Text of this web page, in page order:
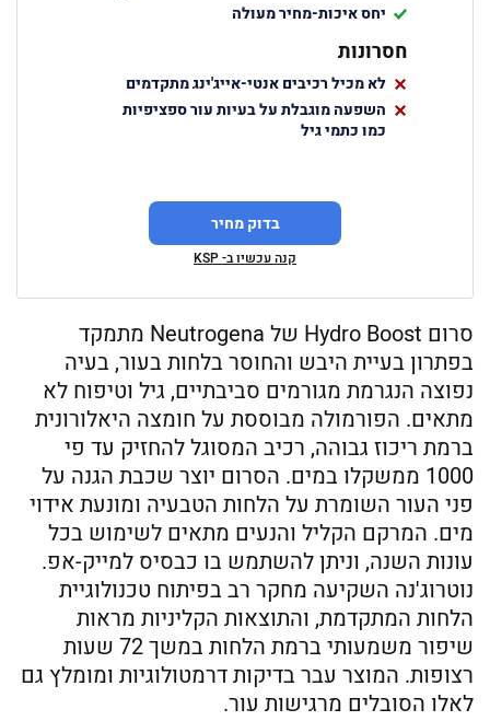
יחס איכות-מחיר מעולה
חסרונות
לא מכיל רכיבים אנטי-אייג'ינג מתקדמים
השפעה מוגבלת על בעיות עור ספציפיות
כמו כתמי גיל
בדוק מחיר
קנה עכשיו ב- KSP
סרום Hydro Boost של Neutrogena מתמקד
בפתרון בעיית היבש והחוסר בלחות בעור, בעיה
נפוצה הנגרמת מגורמים סביבתיים, גיל וטיפוח לא
מתאים. הפורמולה מבוססת על חומצה היאלורונית
ברמת ריכוז גבוהה, רכיב המסוגל להחזיק עד פי
1000 ממשקלו במים. הסרום יוצר שכבת הגנה על
פני העור השומרת על הלחות הטבעיה ומונעת אידוי
מים. המרקם הקליל והנעים מתאים לשימוש בכל
עונות השנה, וניתן להשתמש בו כבסיס למייק-אפ.
נוטרוג'נה השקיעה מחקר רב בפיתוח טכנולוגיית
הלחות המתקדמת, והתוצאות הקליניות מראות
שיפור משמעותי ברמת הלחות במשך 72 שעות
רצופות. המוצר עבר בדיקות דרמטולוגיות ומומלץ גם
לאלו הסובלים מרגישות עור.